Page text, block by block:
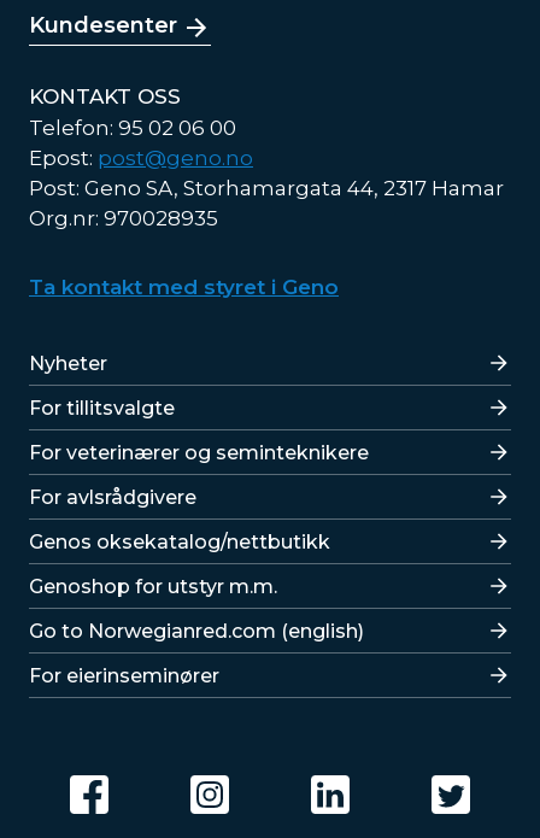
Kundesenter
KONTAKT OSS
Telefon: 95 02 06 00
Epost: post@geno.no
Post: Geno SA, Storhamargata 44, 2317 Hamar
Org.nr: 970028935
Ta kontakt med styret i Geno
Lenker
Nyheter
For tillitsvalgte
For veterinærer og seminteknikere
For avlsrådgivere
Lenker
Genos oksekatalog/nettbutikk
Genoshop for utstyr m.m.
Go to Norwegianred.com (english)
For eierinseminører